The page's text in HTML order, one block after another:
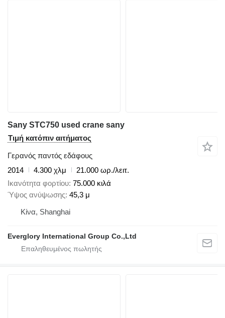
Sany STC750 used crane sany
Τιμή κατόπιν αιτήματος
Γερανός παντός εδάφους
2014
4.300 χλμ
21.000 ωρ./λειτ.
Ικανότητα φορτίου 75.000 κιλά
Ύψος ανύψωσης 45,3 μ
Κίνα, Shanghai
Everglory International Group Co.,Ltd